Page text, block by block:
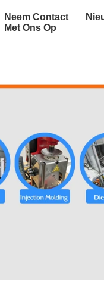
Neem Contact
Met Ons Op